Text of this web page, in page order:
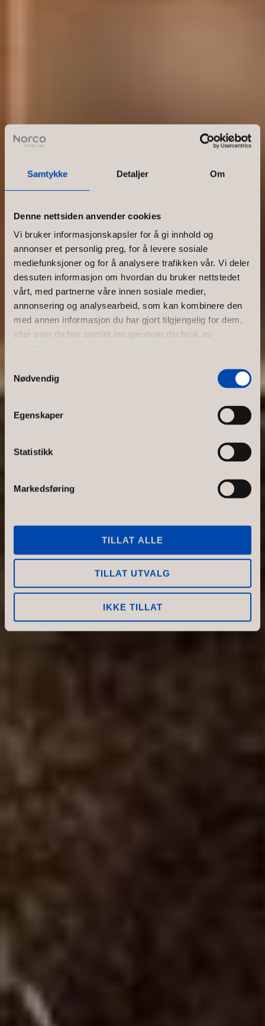
Samtykke Detaljer Om
Denne nettsiden anvender cookies
Vi bruker informasjonskapsler for å gi innhold og
annonser et personlig preg, for å levere sosiale
mediefunksjoner og for å analysere trafikken vår. Vi deler
dessuten informasjon om hvordan du bruker nettstedet
vårt, med partnerne våre innen sosiale medier,
annonsering og analysearbeid, som kan kombinere den
med annen informasjon du har gjort tilgjengelig for dem,
eller som de har samlet inn gjennom din bruk av
Nødvendig
Egenskaper
Statistikk
Markedsføring
TILLAT ALLE
TILLAT UTVALG
IKKE TILLAT
Vellykket
butikkinnre
I denne artikkelen deler vi tre
butikkinnredning, som både
er attraktiv for kunden og
arbeidsteamet.